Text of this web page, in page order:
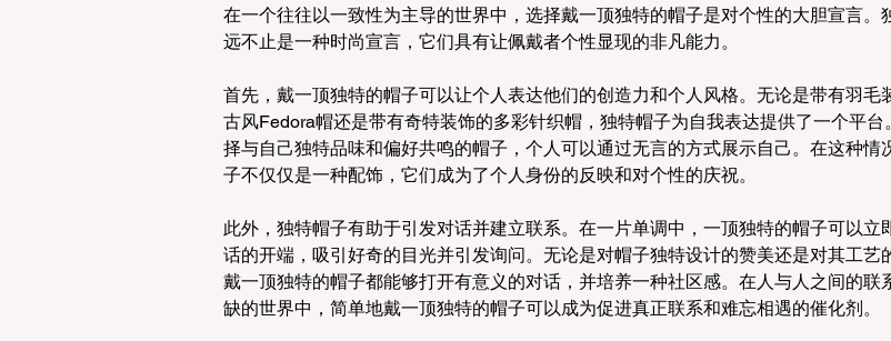
在一个往往以一致性为主导的世界中，选择戴一顶独特的帽子是对个性的大胆宣言。
远不止是一种时尚宣言，它们具有让佩戴者个性显现的非凡能力。
首先，戴一顶独特的帽子可以让个人表达他们的创造力和个人风格。无论是带有羽毛
古风Fedora帽还是带有奇特装饰的多彩针织帽，独特帽子为自我表达提供了一个平台
择与自己独特品味和偏好共鸣的帽子，个人可以通过无言的方式展示自己。在这种情
子不仅仅是一种配饰，它们成为了个人身份的反映和对个性的庆祝。
此外，独特帽子有助于引发对话并建立联系。在一片单调中，一顶独特的帽子可以立
话的开端，吸引好奇的目光并引发询问。无论是对帽子独特设计的赞美还是对其工艺
戴一顶独特的帽子都能够打开有意义的对话，并培养一种社区感。在人与人之间的联
缺的世界中，简单地戴一顶独特的帽子可以成为促进真正联系和难忘相遇的催化剂。